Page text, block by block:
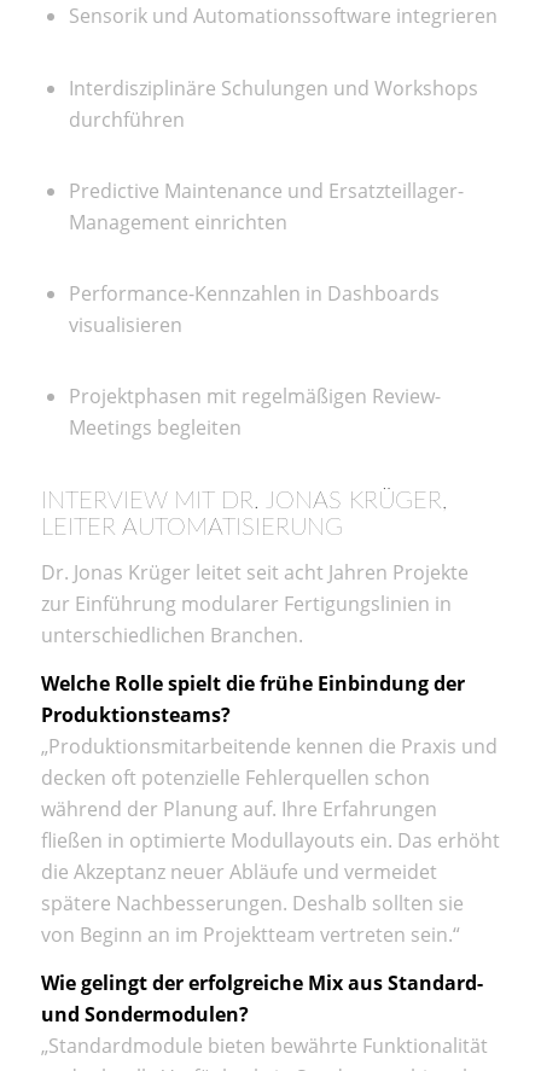
Sensorik und Automationssoftware integrieren
Interdisziplinäre Schulungen und Workshops
durchführen
Predictive Maintenance und Ersatzteillager-
Management einrichten
Performance-Kennzahlen in Dashboards
visualisieren
Projektphasen mit regelmäßigen Review-
Meetings begleiten
INTERVIEW MIT DR. JONAS KRÜGER,
LEITER AUTOMATISIERUNG
Dr. Jonas Krüger leitet seit acht Jahren Projekte
zur Einführung modularer Fertigungslinien in
unterschiedlichen Branchen.
Welche Rolle spielt die frühe Einbindung der
Produktionsteams?
„Produktionsmitarbeitende kennen die Praxis und
decken oft potenzielle Fehlerquellen schon
während der Planung auf. Ihre Erfahrungen
fließen in optimierte Modullayouts ein. Das erhöht
die Akzeptanz neuer Abläufe und vermeidet
spätere Nachbesserungen. Deshalb sollten sie
von Beginn an im Projektteam vertreten sein.“
Wie gelingt der erfolgreiche Mix aus Standard-
und Sondermodulen?
„Standardmodule bieten bewährte Funktionalität